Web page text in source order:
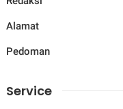
Alamat
Pedoman
Service